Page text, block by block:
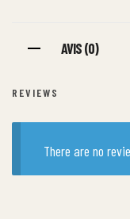
AVIS (0)
REVIEWS
There are no